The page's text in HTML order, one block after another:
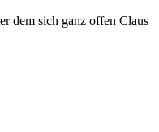
dem sich ganz offen Claus